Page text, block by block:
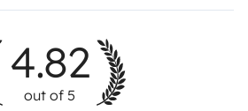
4.82
out of 5